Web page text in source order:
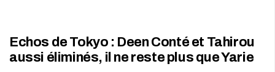
Echos de Tokyo : Deen Conté et Tahirou
aussi éliminés, il ne reste plus que Yarie